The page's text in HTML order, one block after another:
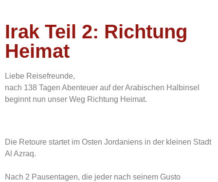
Irak Teil 2: Richtung
Heimat
Liebe Reisefreunde,
nach 138 Tagen Abenteuer auf der Arabischen Halbinsel
beginnt nun unser Weg Richtung Heimat.
Die Retoure startet im Osten Jordaniens in der kleinen Stadt
Al Azraq.
Nach 2 Pausentagen, die jeder nach seinem Gusto